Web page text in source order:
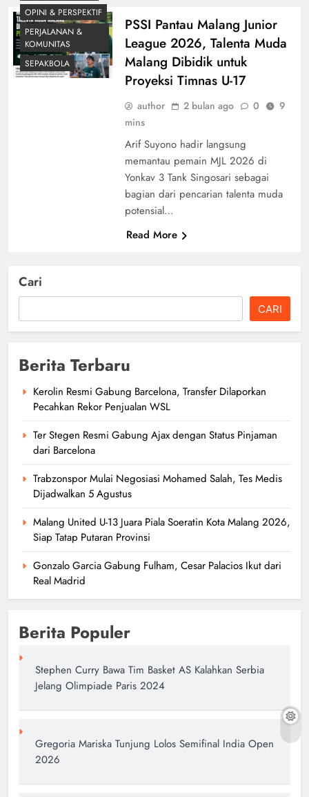
OPINI & PERSPEKTIF
PERJALANAN &
KOMUNITAS
SEPAKBOLA
PSSI Pantau Malang Junior
League 2026, Talenta Muda
Malang Dibidik untuk
Proyeksi Timnas U-17
author 2 bulan ago 0
9
mins
Arif Suyono hadir langsung
memantau pemain MJL 2026 di
Yonkav 3 Tank Singosari sebagai
bagian dari pencarian talenta muda
potensial…
Read More
Cari
CARI
Berita Terbaru
Kerolin Resmi Gabung Barcelona, Transfer Dilaporkan
Pecahkan Rekor Penjualan WSL
Ter Stegen Resmi Gabung Ajax dengan Status Pinjaman
dari Barcelona
Trabzonspor Mulai Negosiasi Mohamed Salah, Tes Medis
Dijadwalkan 5 Agustus
Malang United U-13 Juara Piala Soeratin Kota Malang 2026,
Siap Tatap Putaran Provinsi
Gonzalo Garcia Gabung Fulham, Cesar Palacios Ikut dari
Real Madrid
Berita Populer
Stephen Curry Bawa Tim Basket AS Kalahkan Serbia
Jelang Olimpiade Paris 2024
Gregoria Mariska Tunjung Lolos Semifinal India Open
2026